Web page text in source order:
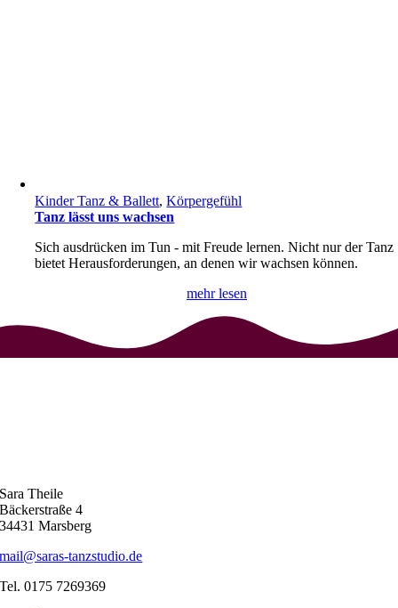
Kinder Tanz & Ballett,Körpergefühl
Tanz lässt uns wachsen
Sich ausdrücken im Tun - mit Freude lernen. Nicht nur der Tanz
bietet Herausforderungen, an denen wir wachsen können.
mehr lesen
Sara Theile
Bäckerstraße 4
34431 Marsberg
mail@saras-tanzstudio.de
Tel. 0175 7269369